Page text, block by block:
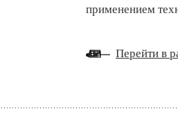
применением
Перейти в